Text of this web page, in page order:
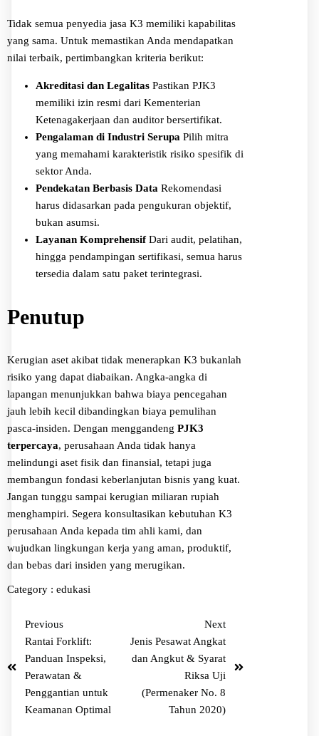
Tidak semua penyedia jasa K3 memiliki kapabilitas
yang sama. Untuk memastikan Anda mendapatkan
nilai terbaik, pertimbangkan kriteria berikut:
Akreditasi dan Legalitas Pastikan PJK3
memiliki izin resmi dari Kementerian
Ketenagakerjaan dan auditor bersertifikat.
Pengalaman di Industri Serupa Pilih mitra
yang memahami karakteristik risiko spesifik di
sektor Anda.
Pendekatan Berbasis Data Rekomendasi
harus didasarkan pada pengukuran objektif,
bukan asumsi.
Layanan Komprehensif Dari audit, pelatihan,
hingga pendampingan sertifikasi, semua harus
tersedia dalam satu paket terintegrasi.
Penutup
Kerugian aset akibat tidak menerapkan K3 bukanlah
risiko yang dapat diabaikan. Angka-angka di
lapangan menunjukkan bahwa biaya pencegahan
jauh lebih kecil dibandingkan biaya pemulihan
pasca-insiden. Dengan menggandeng PJK3
terpercaya, perusahaan Anda tidak hanya
melindungi aset fisik dan finansial, tetapi juga
membangun fondasi keberlanjutan bisnis yang kuat.
Jangan tunggu sampai kerugian miliaran rupiah
menghampiri. Segera konsultasikan kebutuhan K3
perusahaan Anda kepada tim ahli kami, dan
wujudkan lingkungan kerja yang aman, produktif,
dan bebas dari insiden yang merugikan.
Category : edukasi
Previous
Rantai Forklift:
Panduan Inspeksi,
Perawatan &
Penggantian untuk
Keamanan Optimal
Next
Jenis Pesawat Angkat
dan Angkut & Syarat
Riksa Uji
(Permenaker No. 8
Tahun 2020)